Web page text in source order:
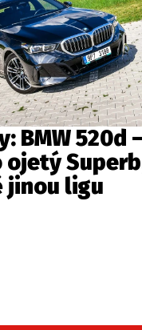
BMW 520d
jinou ligu